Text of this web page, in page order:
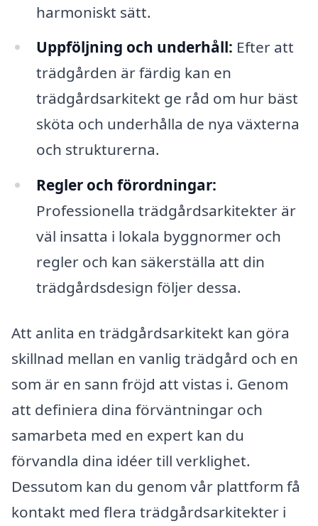
harmoniskt sätt.
Uppföljning och underhåll: Efter att
trädgården är färdig kan en
trädgårdsarkitekt ge råd om hur bäst
sköta och underhålla de nya växterna
och strukturerna.
Regler och förordningar:
Professionella trädgårdsarkitekter är
väl insatta i lokala byggnormer och
regler och kan säkerställa att din
trädgårdsdesign följer dessa.
Att anlita en trädgårdsarkitekt kan göra
skillnad mellan en vanlig trädgård och en
som är en sann fröjd att vistas i. Genom
att definiera dina förväntningar och
samarbeta med en expert kan du
förvandla dina idéer till verklighet.
Dessutom kan du genom vår plattform få
kontakt med flera trädgårdsarkitekter i